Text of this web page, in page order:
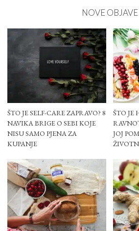
NOVE OBJAVE
ŠTO JE SELF-CARE ZAPRAVO? 8
NAVIKA BRIGE O SEBI KOJE
NISU SAMO PJENA ZA
KUPANJE
ŠTO JE
JOJ